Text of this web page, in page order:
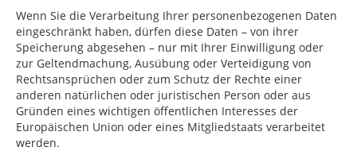
Wenn Sie die Verarbeitung Ihrer personenbezogenen Daten
eingeschränkt haben, dürfen diese Daten – von ihrer
Speicherung abgesehen – nur mit Ihrer Einwilligung oder
zur Geltendmachung, Ausübung oder Verteidigung von
Rechtsansprüchen oder zum Schutz der Rechte einer
anderen natürlichen oder juristischen Person oder aus
Gründen eines wichtigen öffentlichen Interesses der
Europäischen Union oder eines Mitgliedstaats verarbeitet
werden.